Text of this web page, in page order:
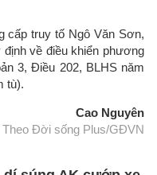
cấp truy tố Ngô Văn Sơn,
định về điều khiển phương
3, Điều 202, BLHS năm
tù).
Cao Nguyên
Theo Đời sống Plus/GĐVN